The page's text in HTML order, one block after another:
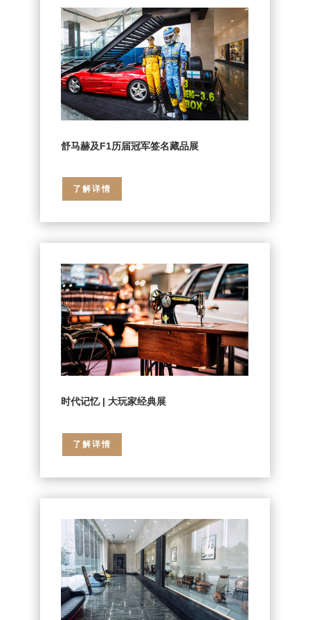
舒马赫及F1历届冠军签名藏品展
了解详情
时代记忆 | 大玩家经典展
了解详情